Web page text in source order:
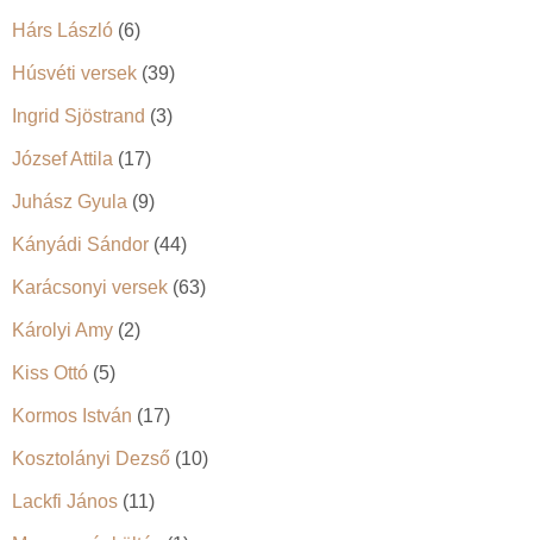
Hárs László (6)
Húsvéti versek (39)
Ingrid Sjöstrand (3)
József Attila (17)
Juhász Gyula (9)
Kányádi Sándor (44)
Karácsonyi versek (63)
Károlyi Amy (2)
Kiss Ottó (5)
Kormos István (17)
Kosztolányi Dezső (10)
Lackfi János (11)